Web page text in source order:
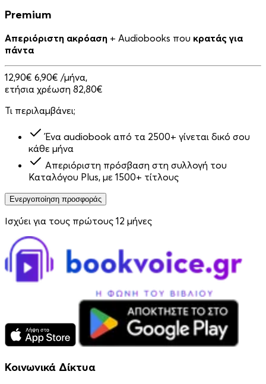
Premium
Απεριόριστη ακρόαση + Audiobooks που κρατάς για
πάντα
12,90€ 6,90€ /μήνα,
ετήσια χρέωση 82,80€
Τι περιλαμβάνει;
Ένα audiobook από τα 2500+ γίνεται δικό σου
κάθε μήνα
Απεριόριστη πρόσβαση στη συλλογή του
Καταλόγου Plus, με 1500+ τίτλους
Ενεργοποίηση προσφοράς
Ισχύει για τους πρώτους 12 μήνες
Κοινωνικά Δίκτυα